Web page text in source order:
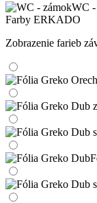
WC -
Farby ERKADO
Zobrazenie farieb